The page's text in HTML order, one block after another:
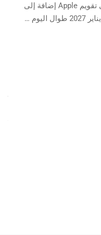
Google إضافة إلى Outlook إضافة إلى تقويم Apple إضافة إلى